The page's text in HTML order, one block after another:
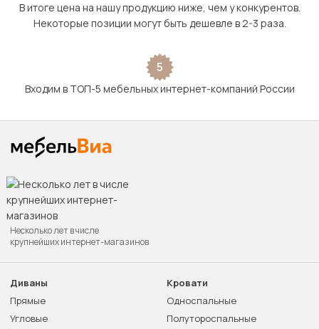
В итоге цена на нашу продукцию ниже, чем у конкурентов.
Некоторые позиции могут быть дешевле в 2-3 раза.
5
Входим в ТОП-5 мебельных интернет-компаний России
Несколько лет в числе
крупнейших интернет-магазинов
Диваны
Прямые
Угловые
Кровати
Односпальные
Полутороспальные